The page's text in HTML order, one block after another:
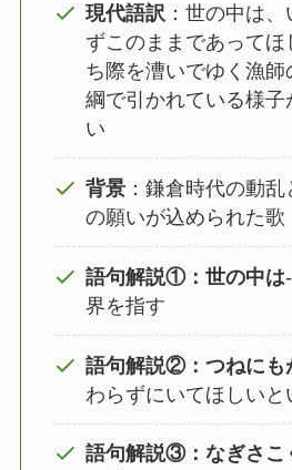
現代語訳 ：世の中は
ずこのままであって
ち際を漕いでゆく漁師
綱で引かれている様
い
背景 ：鎌倉時代の動
の願いが込められた歌
語句解説①：世の中は
界を指す
語句解説②：つねにも
わらずにいてほしいと
語句解説③：なぎさこ